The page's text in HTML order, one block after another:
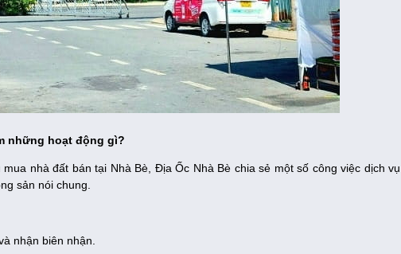
những hoạt động gì?
nhà đất bán tại Nhà Bè, Địa Ốc Nhà Bè chia sẻ một số công việc dịch vụ
sản nói chung.
nhận biên nhận.